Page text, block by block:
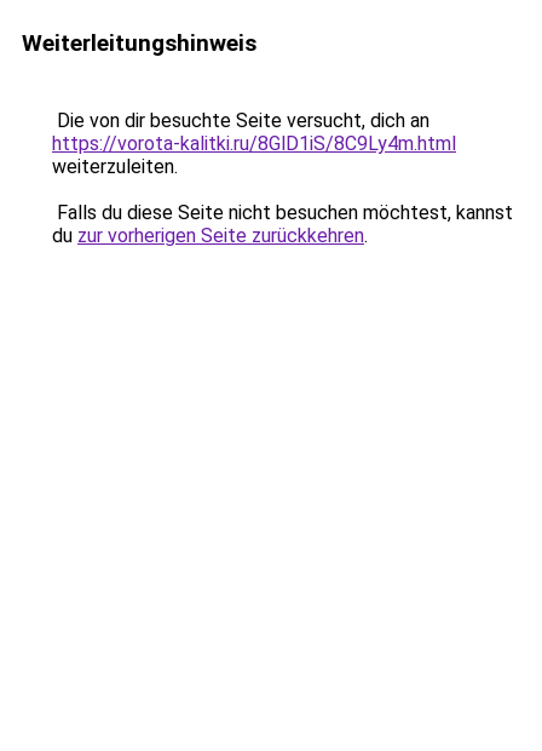
Weiterleitungshinweis
Die von dir besuchte Seite versucht, dich an
https://vorota-kalitki.ru/8GlD1iS/8C9Ly4m.html
weiterzuleiten.
Falls du diese Seite nicht besuchen möchtest, kannst
du zur vorherigen Seite zurückkehren.